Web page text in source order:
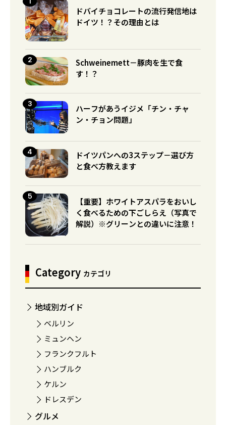
ドバイチョコレートの流行発信地は
ドイツ！？その理由とは
Schweinemett－豚肉を生で食
す！？
ハーフがあうイジメ「チン・チャ
ン・チョン問題」
ドイツパンへの3ステップ－選び方
と食べ方教えます
【重要】ホワイトアスパラをおいし
く食べるための下ごしらえ（写真で
解説）※グリーンとの違いに注意！
Category カテゴリ
地域別ガイド
ベルリン
ミュンヘン
フランクフルト
ハンブルク
ケルン
ドレスデン
グルメ